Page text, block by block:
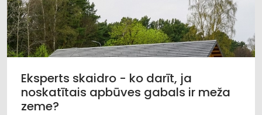
Eksperts skaidro - ko darīt, ja
noskatītais apbūves gabals ir meža
zeme?